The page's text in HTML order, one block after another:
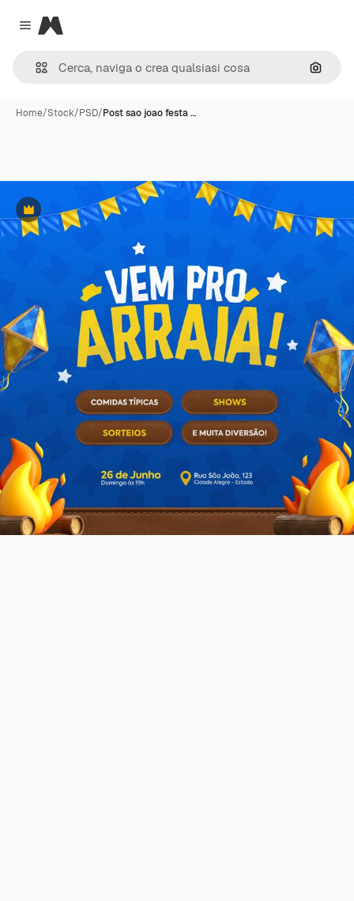
Close menu
Magnific
Cerca
Home/Stock/PSD/Post sao joao festa …
Premium